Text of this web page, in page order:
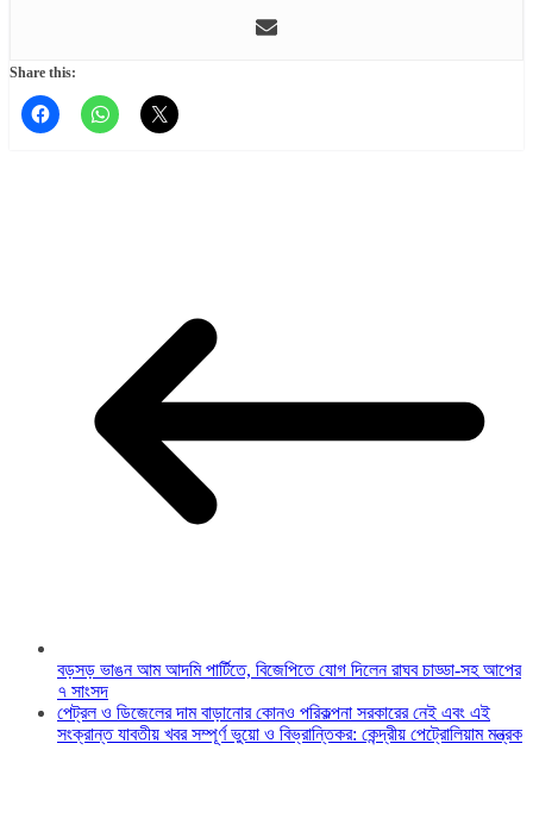
Share this:
বড়সড় ভাঙন আম আদমি পার্টিতে, বিজেপিতে যোগ দিলেন রাঘব চাড্ডা-সহ আপের
৭ সাংসদ
পেট্রল ও ডিজেলের দাম বাড়ানোর কোনও পরিকল্পনা সরকারের নেই এবং এই
সংক্রান্ত যাবতীয় খবর সম্পূর্ণ ভুয়ো ও বিভ্রান্তিকর: কেন্দ্রীয় পেট্রোলিয়াম মন্ত্রক